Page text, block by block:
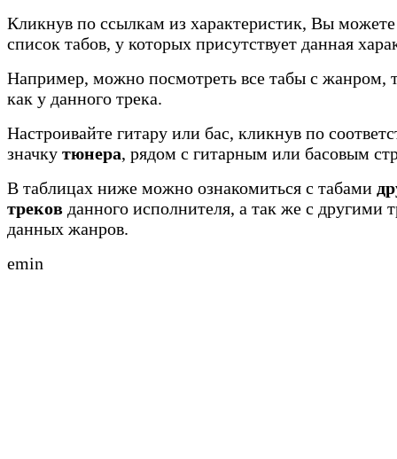
Кликнув по ссылкам из характеристик, Вы
список табов, у которых присутствует данная
Например, можно посмотреть все табы с жанром,
как у данного трека.
Настроивайте гитару или бас, кликнув по
значку тюнера, рядом с гитарным или басовым
В таблицах ниже можно ознакомиться с табами
треков данного исполнителя, а так же с другими
данных жанров.
emin